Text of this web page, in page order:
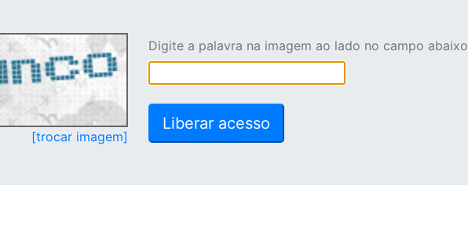
[trocar imagem]
Digite a palavra na imagem ao lado no campo abaixo